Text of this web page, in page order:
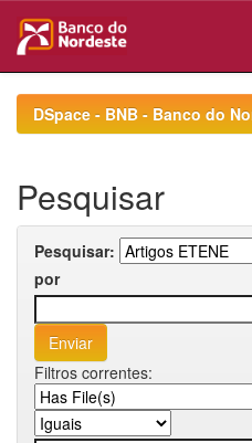
navigationDSpace - BNB - Banco do
Pesquisar
Pesquisar:
por
Filtros correntes: